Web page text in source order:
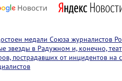
медали Союза журналистов
звезды в Радужном и, конечно,
пострадавших от инцидентов на